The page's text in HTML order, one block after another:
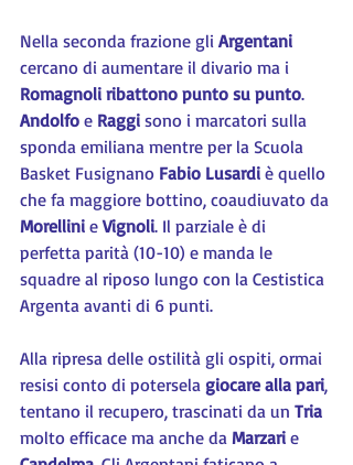
Nella seconda frazione gli Argentani
cercano di aumentare il divario ma i
Romagnoli ribattono punto su punto.
Andolfo e Raggi sono i marcatori sulla
sponda emiliana mentre per la Scuola
Basket Fusignano Fabio Lusardi è quello
che fa maggiore bottino, coaudiuvato da
Morellini e Vignoli. Il parziale è di
perfetta parità (10-10) e manda le
squadre al riposo lungo con la Cestistica
Argenta avanti di 6 punti.
Alla ripresa delle ostilità gli ospiti, ormai
resisi conto di potersela giocare alla pari,
tentano il recupero, trascinati da un Tria
molto efficace ma anche da Marzari e